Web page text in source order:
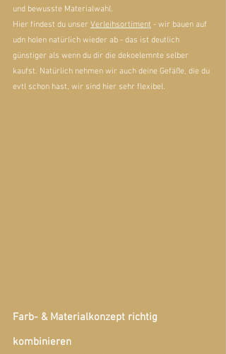
und bewusste Materialwahl.
Hier findest du unser Verleihsortiment - wir bauen auf
udn holen natürlich wieder ab - das ist deutlich
günstiger als wenn du dir die dekoelemnte selber
kaufst. Natürlich nehmen wir auch deine Gefäße, die du
evtl schon hast, wir sind hier sehr flexibel.
Farb- & Materialkonzept richtig
kombinieren